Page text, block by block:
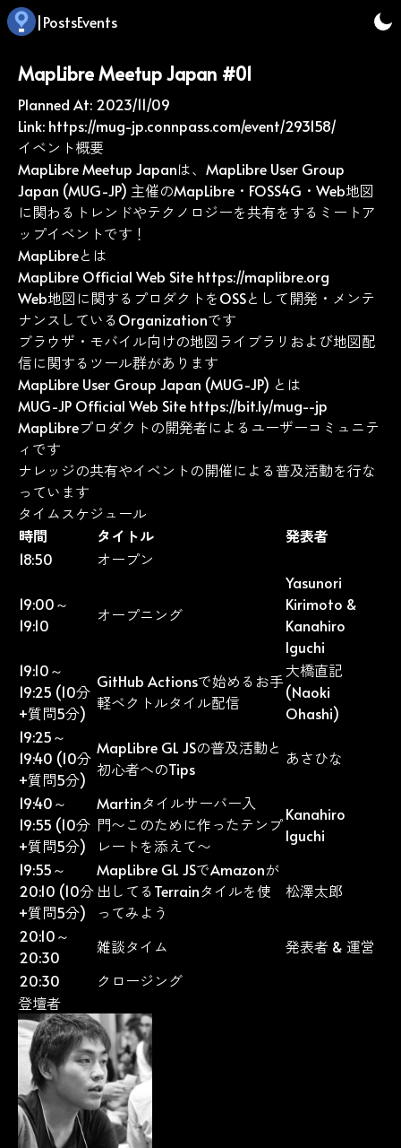
|PostsEvents
MapLibre Meetup Japan #01
Planned At: 2023/11/09
Link: https://mug-jp.connpass.com/event/293158/
イベント概要
MapLibre Meetup Japanは、MapLibre User Group
Japan (MUG-JP) 主催のMapLibre・FOSS4G・Web地図
に関わるトレンドやテクノロジーを共有をするミートア
ップイベントです！
MapLibreとは
MapLibre Official Web Site https://maplibre.org
Web地図に関するプロダクトをOSSとして開発・メンテ
ナンスしているOrganizationです
ブラウザ・モバイル向けの地図ライブラリおよび地図配
信に関するツール群があります
MapLibre User Group Japan (MUG-JP) とは
MUG-JP Official Web Site https://bit.ly/mug--jp
MapLibreプロダクトの開発者によるユーザーコミュニテ
ィです
ナレッジの共有やイベントの開催による普及活動を行な
っています
タイムスケジュール
時間
タイトル
発表者
18:50
オープン
19:00～
19:10
オープニング
Yasunori
Kirimoto &
Kanahiro
Iguchi
19:10～
19:25 (10分
+質問5分)
GitHub Actionsで始めるお手
軽ベクトルタイル配信
大橋直記
(Naoki
Ohashi)
19:25～
19:40 (10分
+質問5分)
MapLibre GL JSの普及活動と
初心者へのTips
あさひな
19:40～
19:55 (10分
+質問5分)
Martinタイルサーバー入
門〜このために作ったテンプ
レートを添えて〜
Kanahiro
Iguchi
19:55～
20:10 (10分
+質問5分)
MapLibre GL JSでAmazonが
出してるTerrainタイルを使
ってみよう
松澤太郎
20:10～
20:30
雑談タイム
発表者 & 運営
20:30
クロージング
登壇者